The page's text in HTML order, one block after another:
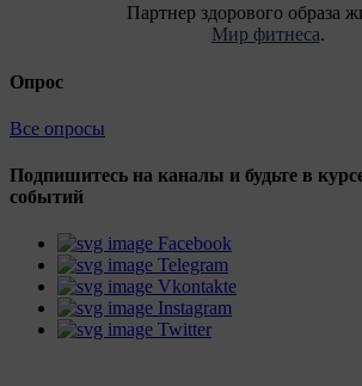
Партнер здорового образа
Мир фитнеса.
Опрос
Все опросы
Подпишитесь на каналы и будьте в
событий
Facebook
Telegram
Vkontakte
Instagram
Twitter